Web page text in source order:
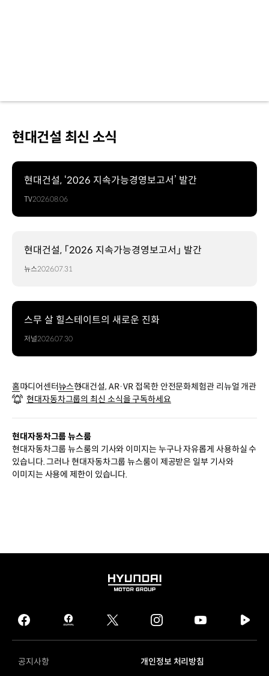
현대건설 최신 소식
현대건설, ‘2026 지속가능경영보고서’ 발간
TV2026.08.06
현대건설, 「2026 지속가능경영보고서」 발간
뉴스2026.07.31
스무 살 힐스테이트의 새로운 진화
저널2026.07.30
홈미디어센터뉴스현대건설, AR·VR 접목한 안전문화체험관 리뉴얼 개관
현대자동차그룹의 최신 소식을 구독하세요
현대자동차그룹 뉴스룸
현대자동차그룹 뉴스룸의 기사와 이미지는 누구나 자유롭게 사용하실 수
있습니다. 그러나 현대자동차그룹 뉴스룸이 제공받은 일부 기사와
이미지는 사용에 제한이 있습니다.
HYUNDAI
GROUP
facebook
hmg
journal
twitter instagram
tv
공지사항
개인정보 처리방침